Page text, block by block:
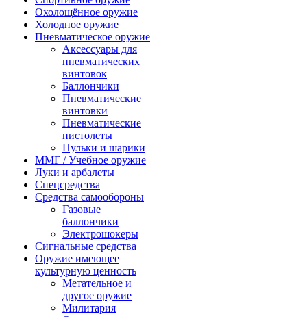
Охолощённое оружие
Холодное оружие
Пневматическое оружие
Аксессуары для
пневматических
винтовок
Баллончики
Пневматические
винтовки
Пневматические
пистолеты
Пульки и шарики
ММГ / Учебное оружие
Луки и арбалеты
Спецсредства
Средства самообороны
Газовые
баллончики
Электрошокеры
Сигнальные средства
Оружие имеющее
культурную ценность
Метательное и
другое оружие
Милитария